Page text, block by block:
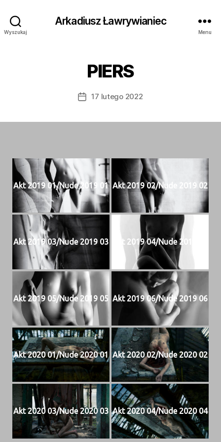
Wyszukaj
Arkadiusz Ławrywianiec
Menu
PIERS
Data17 lutego 2022
Akt 2019 01/Nude 2019 01 Akt 2019 02/Nude 2019 02
Akt 2019 03/Nude 2019 03 Akt 2019 04/Nude 2019 04
Akt 2019 05/Nude 2019 05 Akt 2019 06/Nude 2019 06
Akt 2020 01/Nude 2020 01 Akt 2020 02/Nude 2020 02
Akt 2020 03/Nude 2020 03 Akt 2020 04/Nude 2020 04